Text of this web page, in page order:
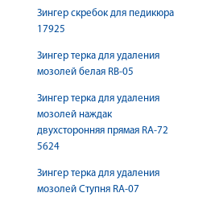
Зингер скребок для педикюра
17925
Зингер терка для удаления
мозолей белая RB-05
Зингер терка для удаления
мозолей наждак
двухсторонняя прямая RA-72
5624
Зингер терка для удаления
мозолей Ступня RA-07